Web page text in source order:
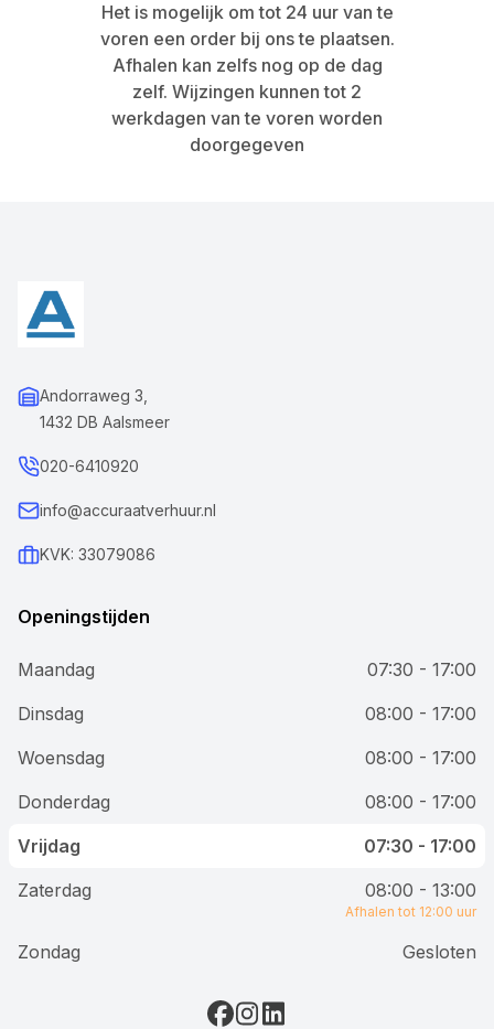
Het is mogelijk om tot 24 uur van te
voren een order bij ons te plaatsen.
Afhalen kan zelfs nog op de dag
zelf. Wijzingen kunnen tot 2
werkdagen van te voren worden
doorgegeven
Andorraweg 3,
1432 DB Aalsmeer
020-6410920
info@accuraatverhuur.nl
KVK: 33079086
Openingstijden
Maandag
07:30 - 17:00
Dinsdag
08:00 - 17:00
Woensdag
08:00 - 17:00
Donderdag
08:00 - 17:00
Vrijdag
07:30 - 17:00
Zaterdag
08:00 - 13:00
Afhalen tot 12:00 uur
Zondag Gesloten